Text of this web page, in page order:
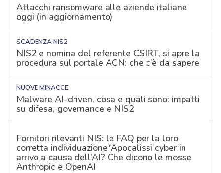
Attacchi ransomware alle aziende italiane
oggi (in aggiornamento)
SCADENZA NIS2
NIS2 e nomina del referente CSIRT, si apre la
procedura sul portale ACN: che c’è da sapere
NUOVE MINACCE
Malware AI-driven, cosa e quali sono: impatti
su difesa, governance e NIS2
Fornitori rilevanti NIS: le FAQ per la loro
corretta individuazione*Apocalissi cyber in
arrivo a causa dell’AI? Che dicono le mosse
Anthropic e OpenAI